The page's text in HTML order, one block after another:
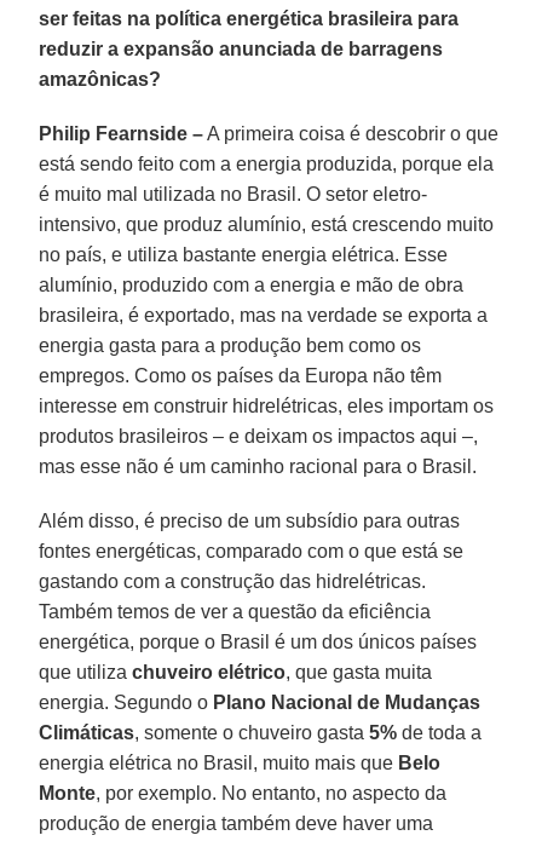
ser feitas na política energética brasileira para
reduzir a expansão anunciada de barragens
amazônicas?
Philip Fearnside –A primeira coisa é descobrir o que
está sendo feito com a energia produzida, porque ela
é muito mal utilizada no Brasil. O setor eletro-
intensivo, que produz alumínio, está crescendo muito
no país, e utiliza bastante energia elétrica. Esse
alumínio, produzido com a energia e mão de obra
brasileira, é exportado, mas na verdade se exporta a
energia gasta para a produção bem como os
empregos. Como os países da Europa não têm
interesse em construir hidrelétricas, eles importam os
produtos brasileiros – e deixam os impactos aqui –,
mas esse não é um caminho racional para o Brasil.
Além disso, é preciso de um subsídio para outras
fontes energéticas, comparado com o que está se
gastando com a construção das hidrelétricas.
Também temos de ver a questão da eficiência
energética, porque o Brasil é um dos únicos países
que utilizachuveiro elétrico, que gasta muita
energia. Segundo o Plano Nacional de Mudanças
Climáticas, somente o chuveiro gasta 5%de toda a
energia elétrica no Brasil, muito mais que Belo
Monte, por exemplo. No entanto, no aspecto da
produção de energia também deve haver uma